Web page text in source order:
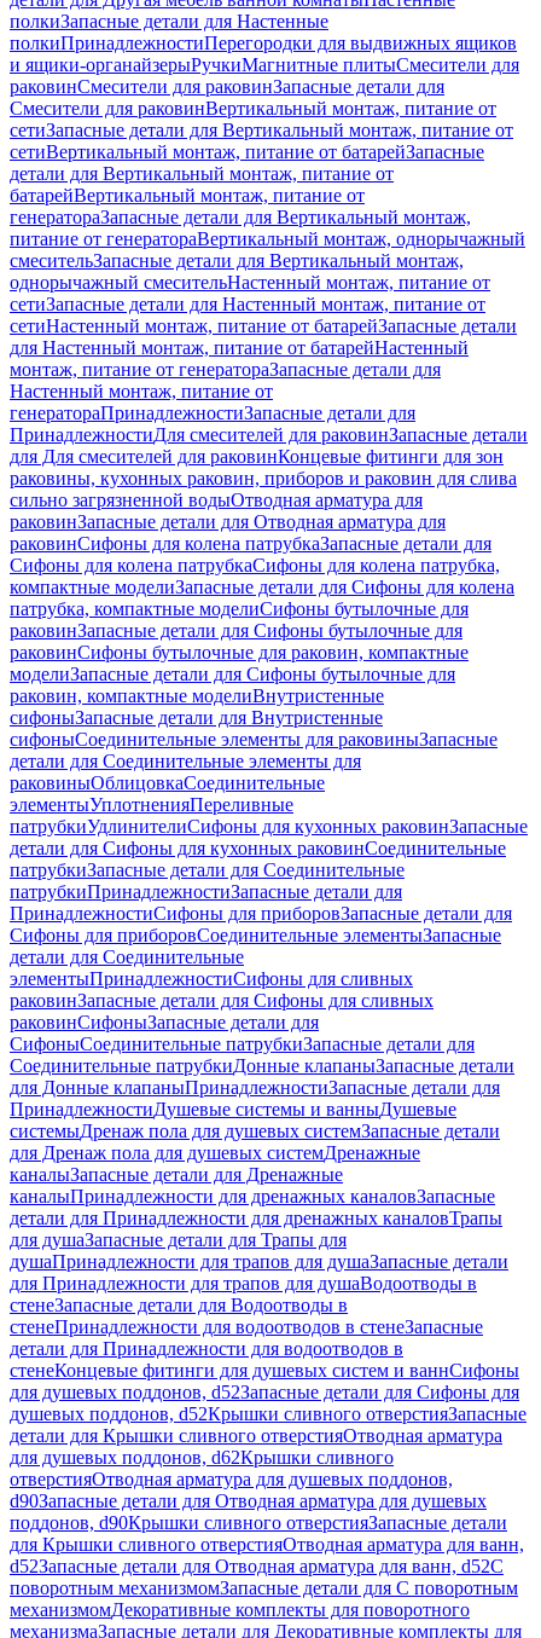
полкиЗапасные детали для Настенные
полкиПринадлежностиПерегородки для выдвижных ящиков
и ящики-органайзерыРучкиМагнитные плитыСмесители для
раковинСмесители для раковинЗапасные детали для
Смесители для раковинВертикальный монтаж, питание от
сетиЗапасные детали для Вертикальный монтаж, питание от
сетиВертикальный монтаж, питание от батарейЗапасные
детали для Вертикальный монтаж, питание от
батарейВертикальный монтаж, питание от
генератораЗапасные детали для Вертикальный монтаж,
питание от генератораВертикальный монтаж, однорычажный
смесительЗапасные детали для Вертикальный монтаж,
однорычажный смесительНастенный монтаж, питание от
сетиЗапасные детали для Настенный монтаж, питание от
сетиНастенный монтаж, питание от батарейЗапасные детали
для Настенный монтаж, питание от батарейНастенный
монтаж, питание от генератораЗапасные детали для
Настенный монтаж, питание от
генератораПринадлежностиЗапасные детали для
ПринадлежностиДля смесителей для раковинЗапасные детали
для Для смесителей для раковинКонцевые фитинги для зон
раковины, кухонных раковин, приборов и раковин для слива
сильно загрязненной водыОтводная арматура для
раковинЗапасные детали для Отводная арматура для
раковинСифоны для колена патрубкаЗапасные детали для
Сифоны для колена патрубкаСифоны для колена патрубка,
компактные моделиЗапасные детали для Сифоны для колена
патрубка, компактные моделиСифоны бутылочные для
раковинЗапасные детали для Сифоны бутылочные для
раковинСифоны бутылочные для раковин, компактные
моделиЗапасные детали для Сифоны бутылочные для
раковин, компактные моделиВнутристенные
сифоныЗапасные детали для Внутристенные
сифоныСоединительные элементы для раковиныЗапасные
детали для Соединительные элементы для
раковиныОблицовкаСоединительные
элементыУплотненияПереливные
патрубкиУдлинителиСифоны для кухонных раковинЗапасные
детали для Сифоны для кухонных раковинСоединительные
патрубкиЗапасные детали для Соединительные
патрубкиПринадлежностиЗапасные детали для
ПринадлежностиСифоны для приборовЗапасные детали для
Сифоны для приборовСоединительные элементыЗапасные
детали для Соединительные
элементыПринадлежностиСифоны для сливных
раковинЗапасные детали для Сифоны для сливных
раковинСифоныЗапасные детали для
СифоныСоединительные патрубкиЗапасные детали для
Соединительные патрубкиДонные клапаныЗапасные детали
для Донные клапаныПринадлежностиЗапасные детали для
ПринадлежностиДушевые системы и ванныДушевые
системыДренаж пола для душевых системЗапасные детали
для Дренаж пола для душевых системДренажные
каналыЗапасные детали для Дренажные
каналыПринадлежности для дренажных каналовЗапасные
детали для Принадлежности для дренажных каналовТрапы
для душаЗапасные детали для Трапы для
душаПринадлежности для трапов для душаЗапасные детали
для Принадлежности для трапов для душаВодоотводы в
стенеЗапасные детали для Водоотводы в
стенеПринадлежности для водоотводов в стенеЗапасные
детали для Принадлежности для водоотводов в
стенеКонцевые фитинги для душевых систем и ваннСифоны
для душевых поддонов, d52Запасные детали для Сифоны для
душевых поддонов, d52Крышки сливного отверстияЗапасные
детали для Крышки сливного отверстияОтводная арматура
для душевых поддонов, d62Крышки сливного
отверстияОтводная арматура для душевых поддонов,
d90Запасные детали для Отводная арматура для душевых
поддонов, d90Крышки сливного отверстияЗапасные детали
для Крышки сливного отверстияОтводная арматура для ванн,
d52Запасные детали для Отводная арматура для ванн, d52С
поворотным механизмомЗапасные детали для С поворотным
механизмомДекоративные комплекты для поворотного
механизмаЗапасные детали для Декоративные комплекты для